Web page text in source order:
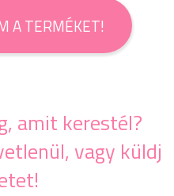
A TERMÉKET!
amit kerestél?
vagy küldj